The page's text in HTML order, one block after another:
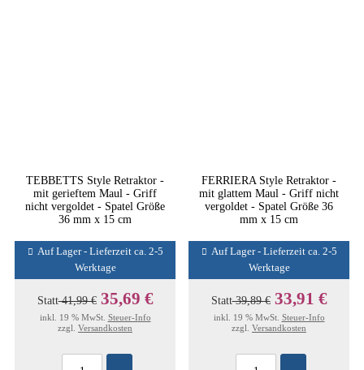
TEBBETTS Style Retraktor -
mit gerieftem Maul - Griff
nicht vergoldet - Spatel Größe
36 mm x 15 cm
Auf Lager - Lieferzeit ca. 2-5
Werktage
Statt41,99 € 35,69 €
inkl. 19 % MwSt. Steuer-Info
zzgl. Versandkosten
FERRIERA Style Retraktor -
mit glattem Maul - Griff nicht
vergoldet - Spatel Größe 36
mm x 15 cm
Auf Lager - Lieferzeit ca. 2-5
Werktage
Statt39,89 € 33,91 €
inkl. 19 % MwSt. Steuer-Info
zzgl. Versandkosten